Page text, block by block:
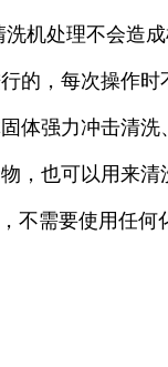
机处理不会造
的，每次操作时
体强力冲击清
，也可以用来
不需要使用任